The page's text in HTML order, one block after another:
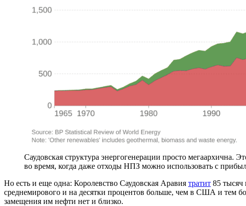
Саудовская структура энергогенерации просто
во время, когда даже отходы НПЗ можно использовать с
Но есть и еще одна: Королевство Саудовская Аравия тратит 85 тысяч
среднемирового и на десятки процентов больше, чем в США и тем
замещения им нефти нет и близко.